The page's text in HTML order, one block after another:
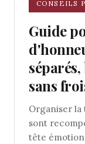
CONSEILS
Guide
sans
Organiser la
sont
tête